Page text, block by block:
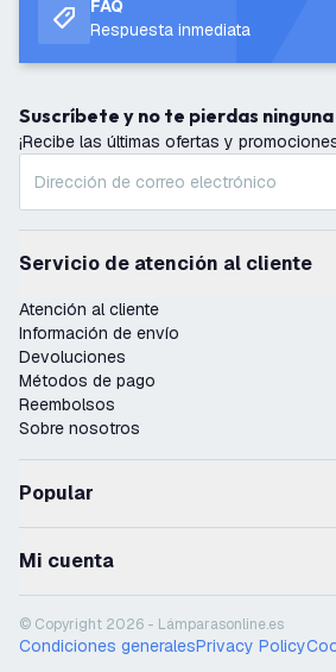
FAQ
Respuesta inmediata
Suscríbete y no te pierdas
¡Recibe las últimas ofertas y
Servicio de atención al cliente
Atención al cliente
Información de envío
Devoluciones
Métodos de pago
Reembolsos
Sobre nosotros
Popular
Mi cuenta
© Copyright 2026 - Lámparasonline.es
Condiciones generalesPrivacy Policy